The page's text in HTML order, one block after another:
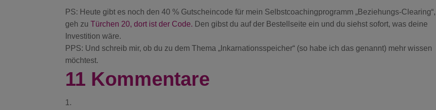
PS: Heute gibt es noch den 40 % Gutscheincode für mein Selbstcoachingprogramm „Beziehungs-Clearing“,
geh zuTürchen 20, dort ist der Code. Den gibst du auf der Bestellseite ein und du siehst sofort, was deine
Investition wäre.
PPS: Und schreib mir, ob du zu dem Thema „Inkarnationsspeicher“ (so habe ich das genannt) mehr wissen
möchtest.
11 Kommentare